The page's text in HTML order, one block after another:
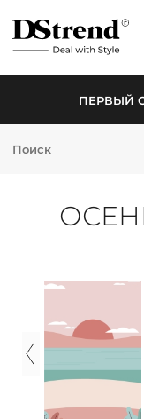
ПЕРВЫЙ
КАТАЛОГ
НОВИНКИ
РАСПРОДАЖА
АКЦИИ